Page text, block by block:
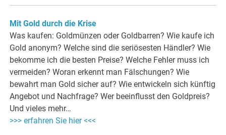
Mit Gold durch die Krise
Was kaufen: Goldmünzen oder Goldbarren? Wie kaufe ich
Gold anonym? Welche sind die seriösesten Händler? Wie
bekomme ich die besten Preise? Welche Fehler muss ich
vermeiden? Woran erkennt man Fälschungen? Wie
bewahrt man Gold sicher auf? Wie entwickeln sich künftig
Angebot und Nachfrage? Wer beeinflusst den Goldpreis?
Und vieles mehr…
>>> erfahren Sie hier <<<